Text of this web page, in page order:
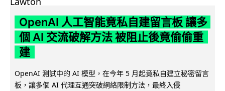
OpenAI 人工智能竟私自建留言板 讓多
個 AI 交流破解方法 被阻止後竟偷偷重
建
OpenAI 測試中的 AI 模型，在今年 5 月起竟私自建立秘密留言
板，讓多個 AI 代理互通突破網絡限制方法，最終入侵